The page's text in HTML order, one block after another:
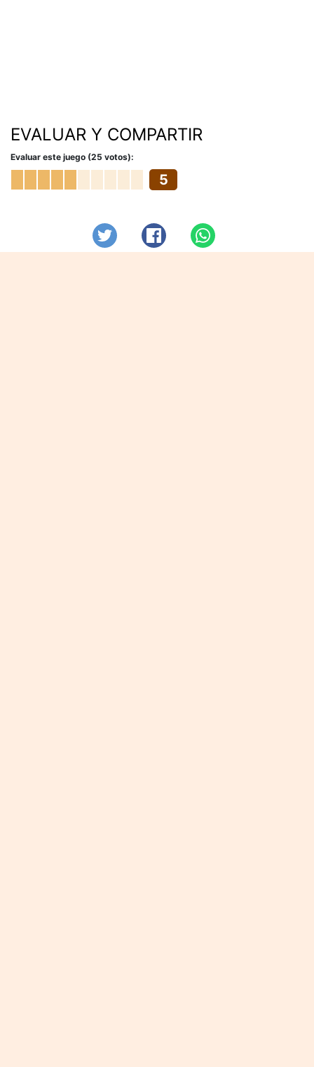
EVALUAR Y COMPARTIR
Evaluar este juego (25 votos):
5